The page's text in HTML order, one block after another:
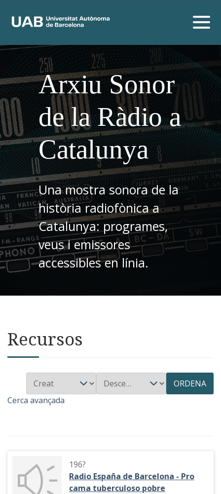
Arxiu Sonor
de la Ràdio a
Catalunya
Una mostra sonora de la
història radiofònica a
Catalunya: programes,
veus i emissores
accessibles en línia.
Recursos
ORDENA
Cerca avançada
196?
Radio España de Barcelona - Pro
cama tuberculoso pobre